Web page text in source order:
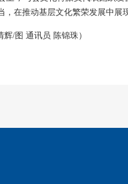
在推动基层文化繁荣发展中展
辉/图 通讯员 陈锦珠）